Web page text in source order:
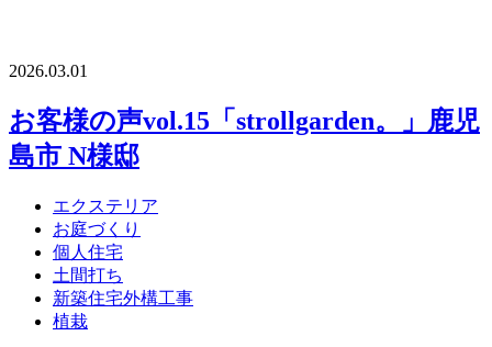
2026.03.01
お客様の声vol.15「strollgarden。」鹿児
島市 N様邸
エクステリア
お庭づくり
個人住宅
土間打ち
新築住宅外構工事
植栽